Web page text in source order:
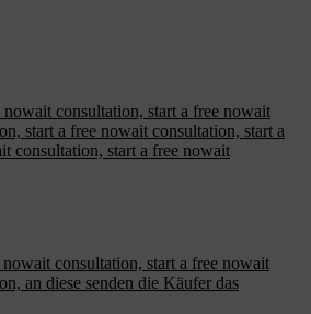
consultation, start a free nowait
start a free nowait consultation, start a
consultation, start a free nowait
consultation, start a free nowait
an diese senden die Käufer das